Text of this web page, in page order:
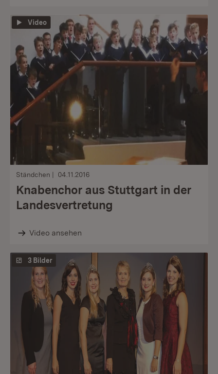
Video
Ständchen 04.11.2016
Knabenchor aus Stuttgart in der
Landesvertretung
Video ansehen
3 Bilder